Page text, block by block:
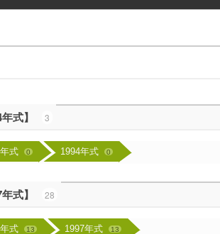
式】 3
式 0 1994年式 0
式】 28
式 13 1997年式 13